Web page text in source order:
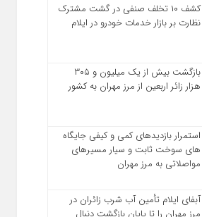
کشف ۱۰ تخلف صنفی در گشت مشترک
نظارت بر بازار خدمات خودرو در ایلام
بازگشت بیش از یک میلیون و ۳۰۵
هزار زائر اربعین از مرز مهران به کشور
استمرار بازدیدهای کمی و کیفی جایگاه‌
های سوخت ثابت و سیار مسیرهای
مواصلاتی به مرز مهران
آبفای ایلام تأمین آب شرب زائران در
مرز مهران را تا پایان بازگشت دنبال